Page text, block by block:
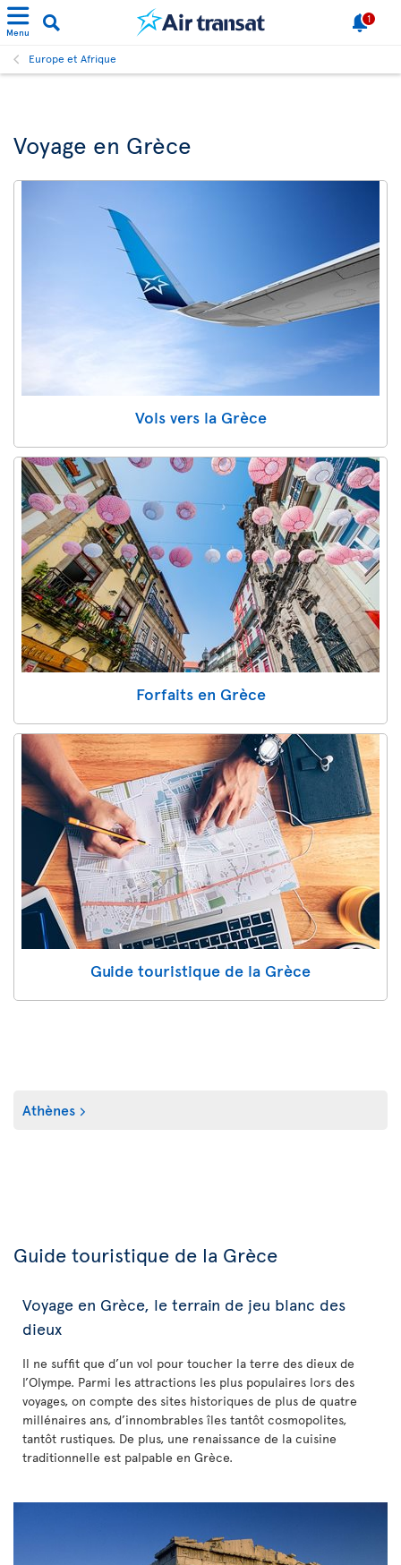
Menu
1
Europe et Afrique
Voyage en Grèce
Vols vers la Grèce
Forfaits en Grèce
Guide touristique de la Grèce
Athènes
Guide touristique de la Grèce
Voyage en Grèce, le terrain de jeu blanc des
dieux
Il ne suffit que d’un vol pour toucher la terre des dieux de
l’Olympe. Parmi les attractions les plus populaires lors des
voyages, on compte des sites historiques de plus de quatre
millénaires ans, d’innombrables îles tantôt cosmopolites,
tantôt rustiques. De plus, une renaissance de la cuisine
traditionnelle est palpable en Grèce.